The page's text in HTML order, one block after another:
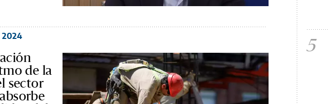
2024
de la
sector
5